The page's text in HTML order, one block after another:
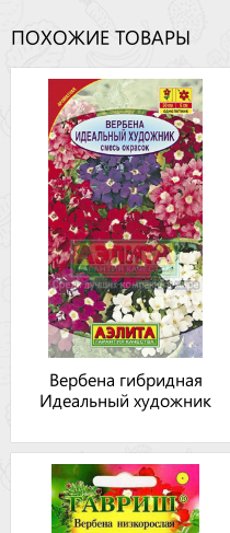
ПОХОЖИЕ ТОВАРЫ
Вербена гибридная
Идеальный художник